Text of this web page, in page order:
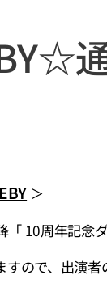
＞
「 10周年記念
ので、出演者